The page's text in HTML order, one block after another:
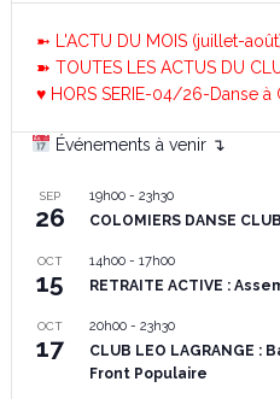
➼ L'ACTU DU MOIS (juillet-
➽ TOUTES LES ACTUS DU
♥ HORS SERIE-04/26-Danse à
Événements à venir ↴
SEP
26
19h00- 23h30
COLOMIERS DANSE
OCT
15
14h00- 17h00
RETRAITE ACTIVE :
OCT
17
20h00- 23h30
CLUB LEO LAGRANGE
Front Populaire